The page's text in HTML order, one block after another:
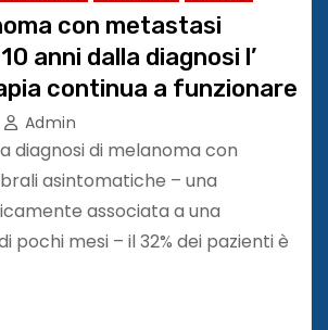
con metastasi
anni dalla diagnosi l’
continua a funzionare
Admin
diagnosi di melanoma con
asintomatiche – una
associata a una
pochi mesi – il 32% dei pazienti è